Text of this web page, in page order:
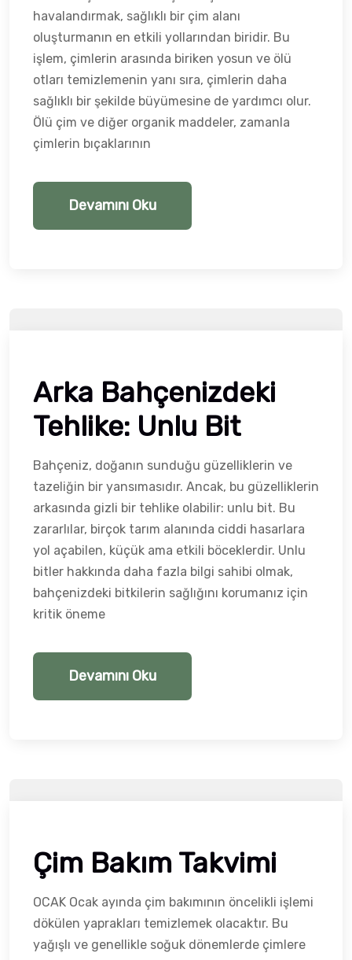
havalandırmak, sağlıklı bir çim alanı
oluşturmanın en etkili yollarından biridir. Bu
işlem, çimlerin arasında biriken yosun ve ölü
otları temizlemenin yanı sıra, çimlerin daha
sağlıklı bir şekilde büyümesine de yardımcı olur.
Ölü çim ve diğer organik maddeler, zamanla
çimlerin bıçaklarının
Devamını Oku
Arka Bahçenizdeki
Tehlike: Unlu Bit
Bahçeniz, doğanın sunduğu güzelliklerin ve
tazeliğin bir yansımasıdır. Ancak, bu güzelliklerin
arkasında gizli bir tehlike olabilir: unlu bit. Bu
zararlılar, birçok tarım alanında ciddi hasarlara
yol açabilen, küçük ama etkili böceklerdir. Unlu
bitler hakkında daha fazla bilgi sahibi olmak,
bahçenizdeki bitkilerin sağlığını korumanız için
kritik öneme
Devamını Oku
Çim Bakım Takvimi
OCAK Ocak ayında çim bakımının öncelikli işlemi
dökülen yaprakları temizlemek olacaktır. Bu
yağışlı ve genellikle soğuk dönemlerde çimlere